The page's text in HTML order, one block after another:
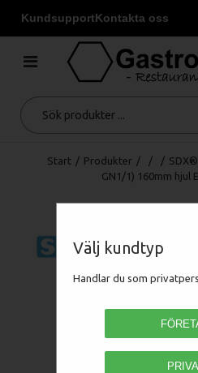
KundsupportKontakta oss
Välj kundtyp
Handlar du som
Start / Produkter / / /
GN1/1) 160mm hjul